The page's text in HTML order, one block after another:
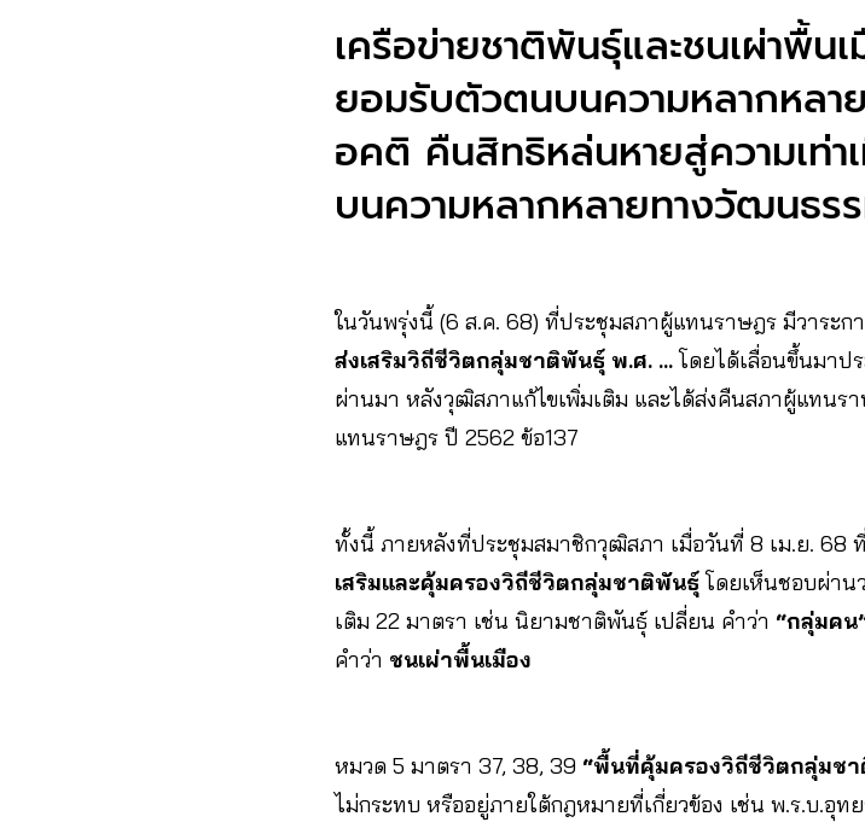
เครือข่ายชาติพันธุ์และชนเผ่าพื้น
ยอมรับตัวตนบนความหลากหล
อคติ คืนสิทธิหล่นหายสู่ความเท่
บนความหลากหลายทางวัฒนธ
ในวันพรุ่งนี้ (6 ส.ค. 68) ที่ประชุมสภาผู้แทนราษฎร มีวาระก
ส่งเสริมวิถีชีวิตกลุ่มชาติพันธุ์ พ.ศ. …โดยได้เลื่อนขึ้นมาป
ผ่านมา หลังวุฒิสภาแก้ไขเพิ่มเติม และได้ส่งคืนสภาผู้แทน
แทนราษฎร ปี 2562 ข้อ137
ทั้งนี้ ภายหลังที่ประชุมสมาชิกวุฒิสภา เมื่อวันที่ 8 เม.ย. 68
เสริมและคุ้มครองวิถีชีวิตกลุ่มชาติพันธุ์โดยเห็นชอบผ่าน
เติม 22 มาตรา เช่น นิยามชาติพันธุ์ เปลี่ยน คำว่า “กลุ่มคน
คำว่า ชนเผ่าพื้นเมือง
หมวด 5 มาตรา 37, 38, 39 “พื้นที่คุ้มครองวิถีชีวิตกลุ่มช
ไม่กระทบ หรืออยู่ภายใต้กฎหมายที่เกี่ยวข้อง เช่น พ.ร.บ.อุท